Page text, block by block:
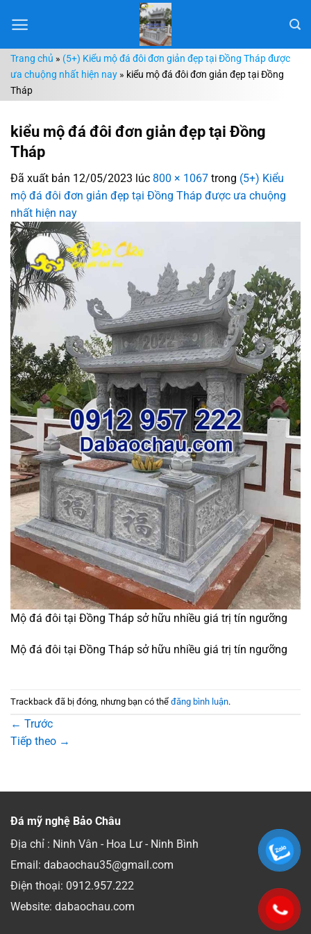
đến
dungTrang chủ » (5+) Kiểu mộ đá đôi đơn giản đẹp tại Đồng Tháp được
ưa chuộng nhất hiện nay » kiểu mộ đá đôi đơn giản đẹp tại Đồng
Tháp
kiểu mộ đá đôi đơn giản đẹp tại Đồng
Tháp
Đã xuất bản 12/05/2023 lúc 800 × 1067 trong (5+) Kiểu
mộ đá đôi đơn giản đẹp tại Đồng Tháp được ưa chuộng
nhất hiện nay
Mộ đá đôi tại Đồng Tháp sở hữu nhiều giá trị tín ngưỡng
Mộ đá đôi tại Đồng Tháp sở hữu nhiều giá trị tín ngưỡng
Trackback đã bị đóng, nhưng bạn có thể đăng bình luận.
← Trước
Tiếp theo →
Đá mỹ nghệ Bảo Châu
Địa chỉ : Ninh Vân - Hoa Lư - Ninh Bình
Email: dabaochau35@gmail.com
Điện thoại: 0912.957.222
Website: dabaochau.com